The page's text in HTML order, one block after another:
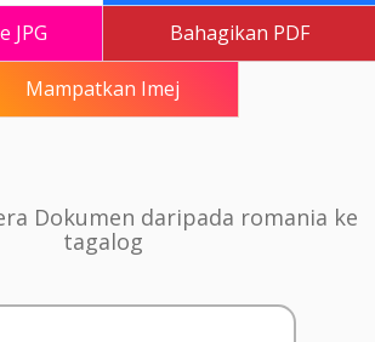
JPG Bahagikan PDF
Mampatkan Imej
Dokumen daripada romania ke
tagalog